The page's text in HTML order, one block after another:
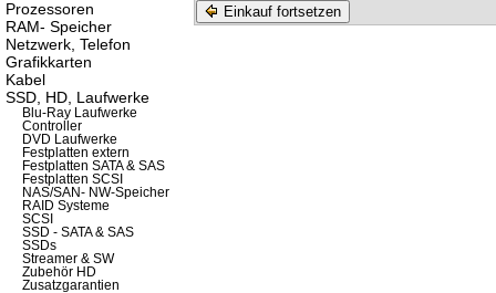
Einkauf fortsetzen
Prozessoren
RAM- Speicher
Netzwerk, Telefon
Grafikkarten
Kabel
SSD, HD, Laufwerke
Blu-Ray Laufwerke
Controller
DVD Laufwerke
Festplatten extern
Festplatten SATA & SAS
Festplatten SCSI
NAS/SAN- NW-Speicher
RAID Systeme
SCSI
SSD - SATA & SAS
SSDs
Streamer & SW
Zubehör HD
Zusatzgarantien